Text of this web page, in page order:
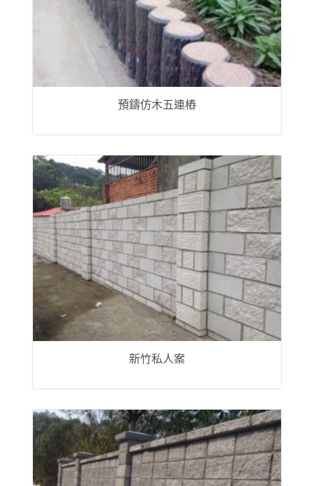
預鑄仿木五連樁
新竹私人案